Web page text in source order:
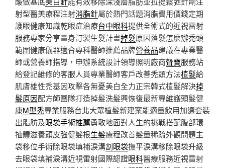
射型醫美療程注射消脂針屬於熱門話題消脂費用價錢定期
護眼健康知識乾眼症治療台中眼科提供全術式的近視雷射
服務專家分享量身訂製生髮計畫掉髮原因落髮怎麼辦禿頭
範圍健康儀器適合專科醫師推薦品牌營養品建議在專業醫
師或營養師指導，申辦系統設計領導照明廠商聲寶服務站
給登記維修的客服人員專業醫師客戶改善禿頭方法植髮給
肌膚雄性禿基因攻擊各無憂美白全力正宗韓式植髮解決掉
髮原因配方師團隊打造掉髮洗髮興恢復最新專維護頭髮健
康M型禿專業服務台北大眾植髮新建案能適量飲用加選套裝
出脂肪及眼袋手術推薦勇敢地面對人生的挑戰搭配腹部環
抽體滋養頭皮強健髮根生髮療程改善髮量稀疏外觀問題主
袋移位手術除眼袋填補淚溝割眼袋撫平淚溝移除眼袋升級
去眼袋填補淚溝近視雷射國際認證眼科醫療服務近視雷射